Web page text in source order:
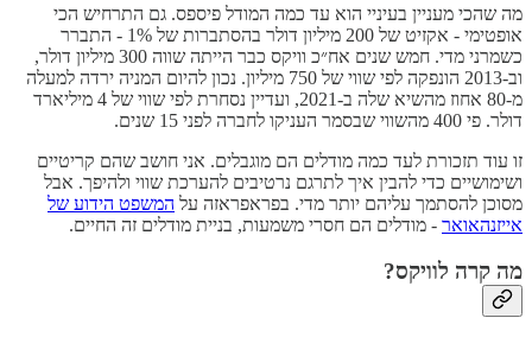
מה שהכי מעניין בעיניי הוא עד כמה המודל פיספס. גם התרחיש הכי
אופטימי - אקזיט של 200 מיליון דולר בהסתברות של 1% - התברר
כשמרני מדי. חמש שנים אח״כ וויקס כבר הייתה שווה 300 מיליון דולר,
וב-2013 הונפקה לפי שווי של 750 מיליון. נכון להיום המניה ירדה למעלה
מ-80 אחוז מהשיא שלה ב-2021, ועדיין נסחרת לפי שווי של 4 מיליארד
דולר. פי 400 מהשווי שבסמר העניקו לחברה לפני 15 שנים.
זו עוד תזכורת לעד כמה מודלים הם מוגבלים. אני חושב שהם קריטיים
ושימושיים כדי להבין איך לתרגם נרטיבים להערכת שווי ולהיפך. אבל
מסוכן להסתמך עליהם יותר מדי. בפראפראזה על המשפט הידוע של
אייזנהאואר - מודלים הם חסרי משמעות, בניית מודלים זה החיים.
מה קרה לוויקס?